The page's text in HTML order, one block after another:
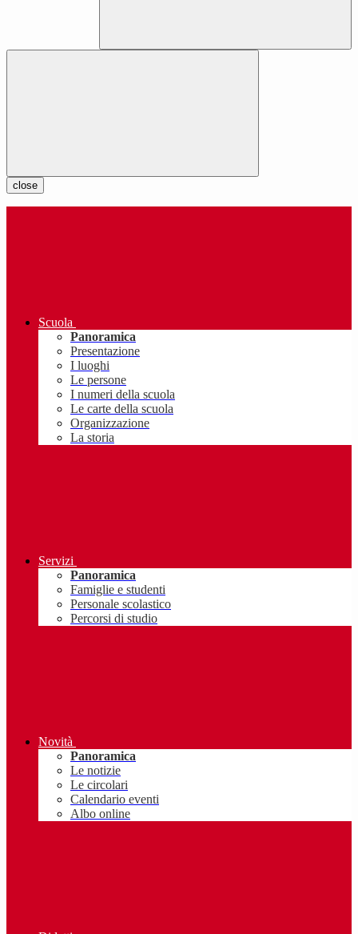
close
Scuola
Panoramica
Presentazione
I luoghi
Le persone
I numeri della scuola
Le carte della scuola
Organizzazione
La storia
Servizi
Panoramica
Famiglie e studenti
Personale scolastico
Percorsi di studio
Novità
Panoramica
Le notizie
Le circolari
Calendario eventi
Albo online